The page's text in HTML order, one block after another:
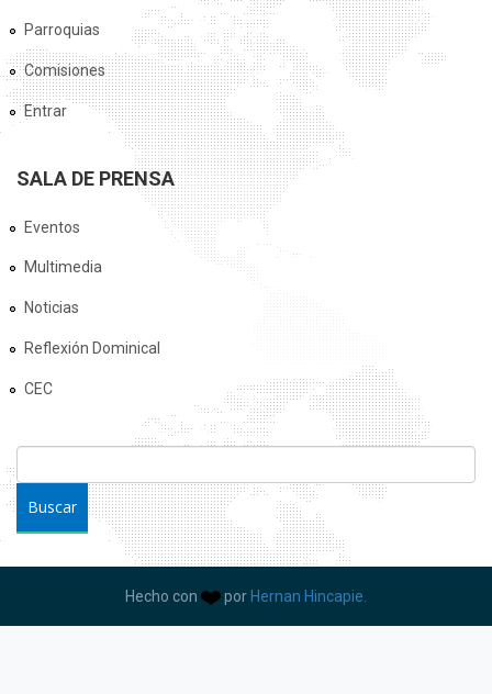
Parroquias
Comisiones
Entrar
SALA DE PRENSA
Eventos
Multimedia
Noticias
Reflexión Dominical
CEC
FORMULARIO DE BÚSQUEDA
Hecho con por Hernan Hincapie.